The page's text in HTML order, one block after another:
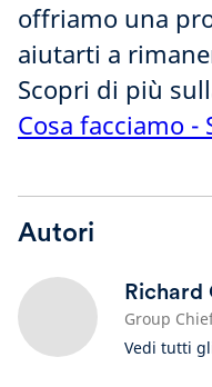
offriamo una
aiutarti a
Scopri di più
Cosa facciamo -
Autori
Richard
Group
Vedi tutti